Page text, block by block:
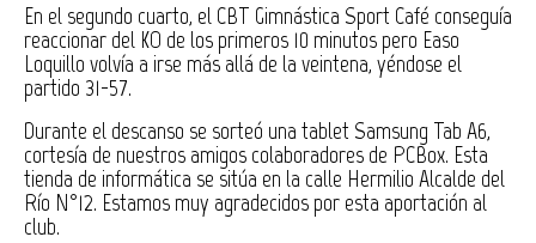
En el segundo cuarto, el CBT Gimnástica Sport Café conseguía
reaccionar del KO de los primeros 10 minutos pero Easo
Loquillo volvía a irse más allá de la veintena, yéndose el
partido 31-57.
Durante el descanso se sorteó una tablet Samsung Tab A6,
cortesía de nuestros amigos colaboradores de PCBox. Esta
tienda de informática se sitúa en la calle Hermilio Alcalde del
Río N°12. Estamos muy agradecidos por esta aportación al
club.